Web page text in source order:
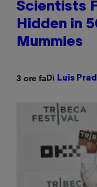
Scientists
Hidden in
Mummies
3 ore faDi Luis